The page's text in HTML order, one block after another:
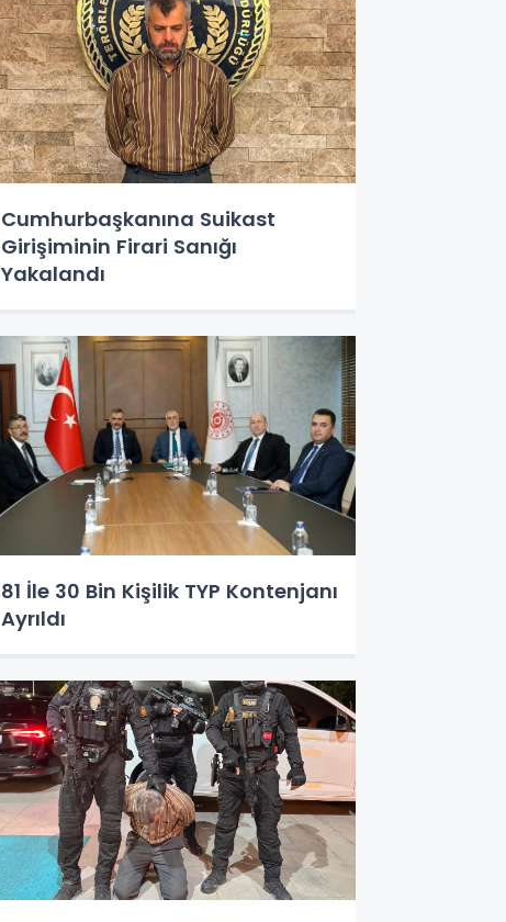
Cumhurbaşkanına Suikast
Girişiminin Firari Sanığı
Yakalandı
81 İle 30 Bin Kişilik TYP Kontenjanı
Ayrıldı